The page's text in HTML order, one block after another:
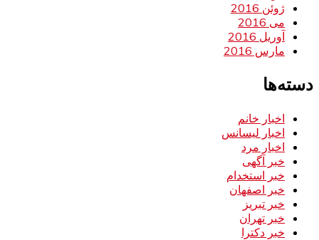
ژوئن 2016
می 2016
آوریل 2016
مارس 2016
دسته‌ها
اخبار خانم
اخبار لیسانس
اخبار مرد
خبر آگهی
خبر استخدام
خبر اصفهان
خبر تبریز
خبر تهران
خبر دکترا